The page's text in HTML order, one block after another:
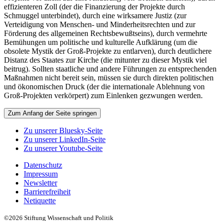
effizienteren Zoll (der die Finanzierung der Projekte durch
Schmuggel unterbindet), durch eine wirksamere Justiz (zur
Verteidigung von Menschen- und Minderheitsrechten und zur
Förderung des allgemeinen Rechtsbewußtseins), durch vermehrte
Bemühungen um politische und kulturelle Aufklärung (um die
obsolete Mystik der Groß-Projekte zu entlarven), durch deutlichere
Distanz des Staates zur Kirche (die mitunter zu dieser Mystik viel
beitrug). Sollten staatliche und andere Führungen zu entsprechenden
Maßnahmen nicht bereit sein, müssen sie durch direkten politischen
und ökonomischen Druck (der die internationale Ablehnung von
Groß-Projekten verkörpert) zum Einlenken gezwungen werden.
Zum Anfang der Seite springen
Zu unserer Bluesky-Seite
Zu unserer LinkedIn-Seite
Zu unserer Youtube-Seite
Datenschutz
Impressum
Newsletter
Barrierefreiheit
Netiquette
©2026 Stiftung Wissenschaft und Politik